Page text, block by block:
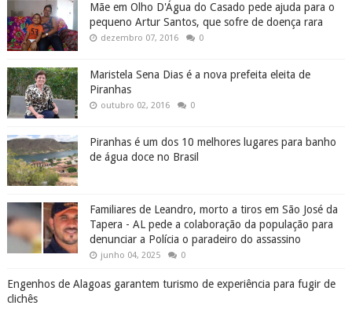
Mãe em Olho D'Água do Casado pede ajuda para o
pequeno Artur Santos, que sofre de doença rara
dezembro 07, 2016 0
Maristela Sena Dias é a nova prefeita eleita de
Piranhas
outubro 02, 2016 0
Piranhas é um dos 10 melhores lugares para banho
de água doce no Brasil
Familiares de Leandro, morto a tiros em São José da
Tapera - AL pede a colaboração da população para
denunciar a Polícia o paradeiro do assassino
junho 04, 2025 0
Engenhos de Alagoas garantem turismo de experiência para fugir de
clichês